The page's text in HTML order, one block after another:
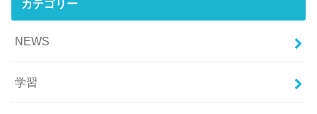
カテゴリー
NEWS
学習